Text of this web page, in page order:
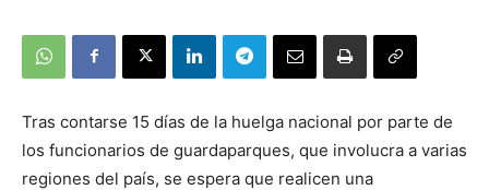
Tras contarse 15 días de la huelga nacional por parte de
los funcionarios de guardaparques, que involucra a varias
regiones del país, se espera que realicen una